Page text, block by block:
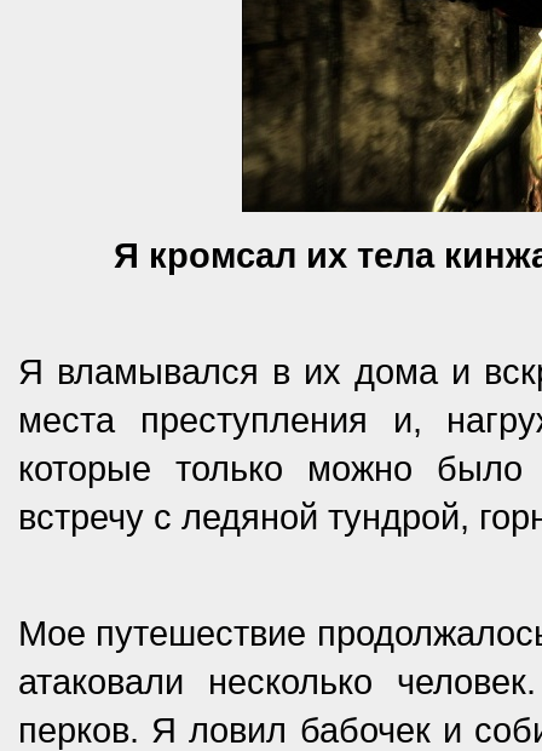
Я кромсал их тела
Я вламывался в их дома и
места преступления и,
которые только можно
встречу с ледяной тундрой,
Мое путешествие
атаковали несколько
перков. Я ловил бабочек и